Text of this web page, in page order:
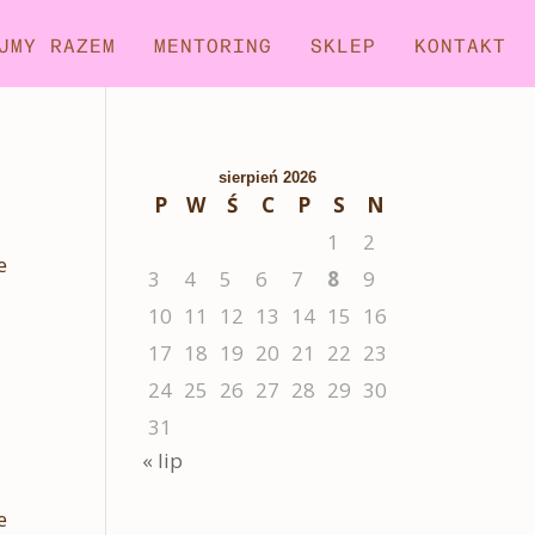
RAZEM MENTORING SKLEP KONTAKT
sierpień 2026
P W Ś C P S
N
1
2
3
4 5 6 7 8
9
10 11 12 13 14 15
16
17 18 19 20 21 22 23
24 25 26 27 28 29 30
31
« lip